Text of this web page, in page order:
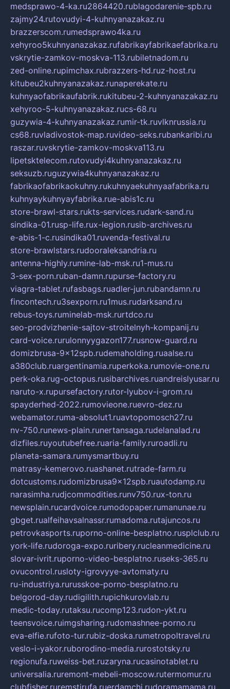
medsprawo-4-ka.ru2864420.rublagodarenie-spb.ru
zajmy24.rutovudyi-4-kuhnyanazakaz.ru
brazzerscom.rumedsprawo4ka.ru
xehyroo5kuhnyanazakaz.rufabrikayfabrikaefabrika.ru
vskrytie-zamkov-moskva-113.rubiletnadom.ru
zed-online.rupimchax.rubrazzers-hd.ruz-host.ru
kitubeu2kuhnyanazakaz.runaperekate.ru
kuhnyaofabrikaufabrik.rukitubeu-2-kuhnyanazakaz.ru
xehyroo-5-kuhnyanazakaz.rucs-68.ru
guzywia-4-kuhnyanazakaz.rumir-tk.ruvlknrussia.ru
cs68.ruvladivostok-map.ruvideo-seks.rubankaribi.ru
raszar.ruvskrytie-zamkov-moskva113.ru
lipetsktelecom.rutovudyi4kuhnyanazakaz.ru
seksuzb.ruguzywia4kuhnyanazakaz.ru
fabrikaofabrikaokuhny.rukuhnyaekuhnyaafabrika.ru
kuhnyaykuhnyayfabrika.rue-abis1c.ru
store-brawl-stars.rukts-services.rudark-sand.ru
sindika-01.rusp-life.rux-legion.rusib-archives.ru
e-abis-1-c.rusindika01.ruvenda-festival.ru
store-brawlstars.rudooraleksandria.ru
antenna-highly.rumine-lab-msk.ru1-mus.ru
3-sex-porn.ruban-damn.rupurse-factory.ru
viagra-tablet.rufasbags.ruadler-jun.rubandamn.ru
fincontech.ru3sexporn.ru1mus.rudarksand.ru
rebus-toys.ruminelab-msk.rurtdco.ru
seo-prodvizhenie-sajtov-stroitelnyh-kompanij.ru
card-voice.rurulonnyygazon177.rusnow-guard.ru
domizbrusa-9x12spb.rudemaholding.ruaalse.ru
a380club.ruargentinamia.ruperkoka.rumovie-one.ru
perk-oka.rug-octopus.rusibarchives.ruandreislyusar.ru
naruto-x.rupursefactory.rutor-lyubov-i-grom.ru
spayderhed-2022.rumovieone.ruevro-dez.ru
webamator.ruma-absolut1.ruavtopomosch27.ru
nv-750.runews-plain.runertansaga.rudelanalad.ru
dizfiles.ruyoutubefree.ruaria-family.ruroadli.ru
planeta-samara.rumysmartbuy.ru
matrasy-kemerovo.ruashanet.rutrade-farm.ru
dotcustoms.rudomizbrusa9x12spb.ruautodamp.ru
narasimha.rudjcommodities.runv750.rux-ton.ru
newsplain.rucardvoice.rumodopaper.rumanunae.ru
gbget.rualfeihavsalnassr.rumadoma.rutajuncos.ru
petrovkasports.ruporno-online-besplatno.rusplclub.ru
york-life.rudoroga-expo.ruribery.rucleanmedicine.ru
slovar-ivrit.ruporno-video-besplatno.ruseks-365.ru
ovucontrol.rusloty-igrovyye-avtomaty.ru
ru-industriya.rurusskoe-porno-besplatno.ru
belgorod-day.rudigilith.rupichkurovlab.ru
medic-today.rutaksu.rucomp123.rudon-ykt.ru
teensvoice.ruimgsharing.rudomashnee-porno.ru
eva-elfie.rufoto-tur.rubiz-doska.rumetropoltravel.ru
veslo-i-yakor.ruborodino-media.rurostotsky.ru
regionufa.ruweiss-bet.ruzaryna.rucasinotablet.ru
universalia.ruremont-mebeli-moscow.rutermomur.ru
clubfisher.ruremstirufa.ruerdamchi.rudoramamama.ru